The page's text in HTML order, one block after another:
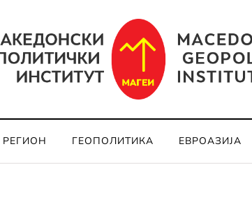
РЕГИОН ГЕОПОЛИТИКА ЕВРОАЗИЈА